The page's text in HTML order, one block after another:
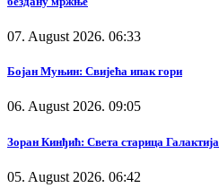
07. August 2026. 06:33
Бојан Муњин: Свијећа ипак гори
06. August 2026. 09:05
Зоран Кинђић: Света старица
05. August 2026. 06:42